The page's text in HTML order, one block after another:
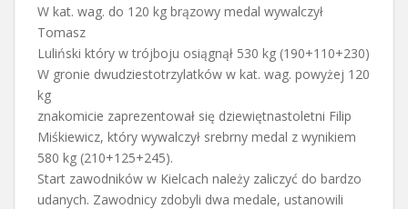
W kat. wag. do 120 kg brązowy medal wywalczył
Tomasz
Luliński który w trójboju osiągnął 530 kg (190+110+230)
W gronie dwudziestotrzylatków w kat. wag. powyżej 120
kg
znakomicie zaprezentował się dziewiętnastoletni Filip
Miśkiewicz, który wywalczył srebrny medal z wynikiem
580 kg (210+125+245).
Start zawodników w Kielcach należy zaliczyć do bardzo
udanych. Zawodnicy zdobyli dwa medale, ustanowili